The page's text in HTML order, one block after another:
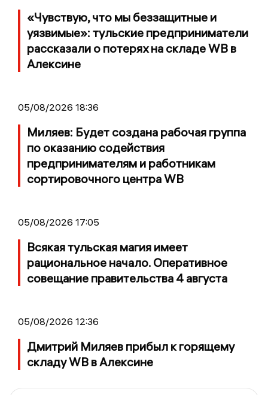
«Чувствую, что мы беззащитные и
уязвимые»: тульские предприниматели
рассказали о потерях на складе WB в
Алексине
05/08/2026 18:36
Миляев: Будет создана рабочая группа
по оказанию содействия
предпринимателям и работникам
сортировочного центра WB
05/08/2026 17:05
Всякая тульская магия имеет
рациональное начало. Оперативное
совещание правительства 4 августа
05/08/2026 12:36
Дмитрий Миляев прибыл к горящему
складу WB в Алексине